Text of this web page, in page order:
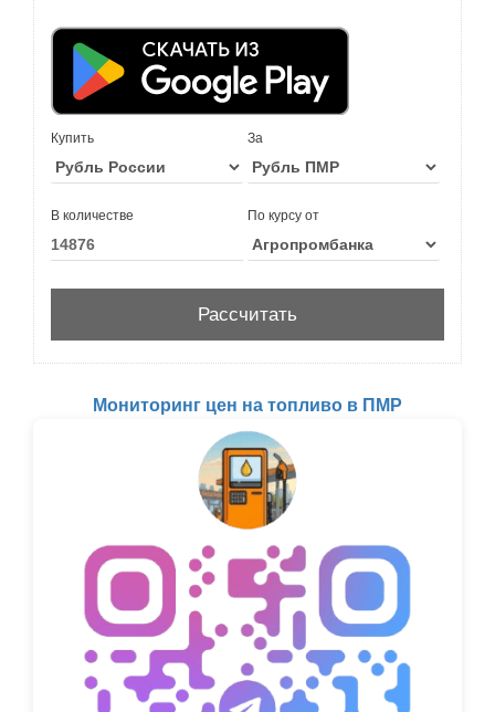
Купить За
В количестве По курсу от
Мониторинг цен на топливо в ПМР